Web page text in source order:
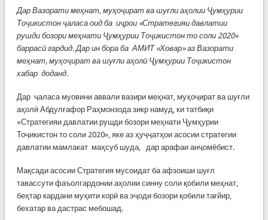
Дар Вазорати меҳнат, муҳоҷират ва шуғли аҳолии Ҷумҳурии
Тоҷикистон ҷаласа оид ба иҷрои «Стратегияи давлатии
рушди бозори меҳнати Ҷумҳурии Тоҷикистон то соли 2020»
баррасӣ гардид. Дар ин бора ба АМИТ «Ховар» аз Вазорати
меҳнат, муҳоҷират ва шуғли аҳолӣ Ҷумҳурии Тоҷикистон
хабар доданд.
Дар ҷаласа муовини аввали вазири меҳнат, муҳоҷират ва шуғли
аҳолӣ Абдулғафор Раҳмонзода зикр намуд, ки татбиқи
«Стратегияи давлатии рушди бозори меҳнати Ҷумҳурии
Тоҷикистон то соли 2020», яке аз ҳуҷҷатҳои асосии стратегии
давлатии мамлакат маҳсуб шуда, дар арафаи анҷомёбист.
Мақсади асосии Стратегия мусоидат ба афзоиши шуғл
тавассути фаъолгардонии аҳолии синну соли қобили меҳнат,
беҳтар кардани муҳити корӣ ва эҷоди бозори қобили тағйир,
бехатар ва дастрас мебошад.